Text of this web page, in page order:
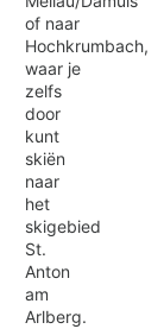
of naar
Hochkrumbach,
waar je
zelfs
door
kunt
skiën
naar
het
skigebied
St.
Anton
am
Arlberg.